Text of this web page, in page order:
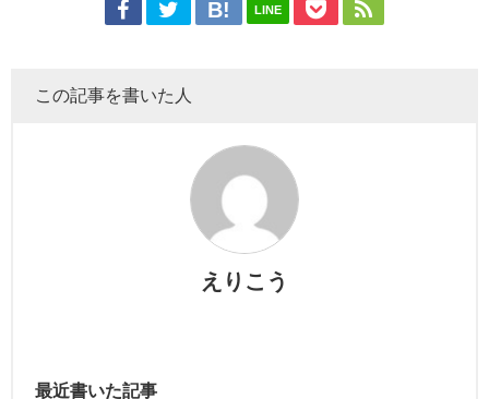
LINE
この記事を書いた人
えりこう
最近書いた記事